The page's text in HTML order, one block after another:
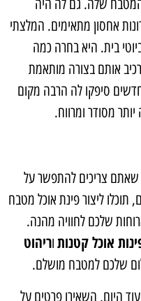
שלה. גם לה היה
אחסון מתאימים. המלצתי
בית. היא בחרה כמה
אותם בצורה מותאמת
סיפקו לה הרבה מקום
מסודר ומרווח.
צריכים להתפשר על
תוכלו ליצור פינת אוכל מטבח
שלכם לחוויה מהנה.
אוכל קטנות וריהוט
שלכם למטבח מושלם.
היום, השאירו פרטים על